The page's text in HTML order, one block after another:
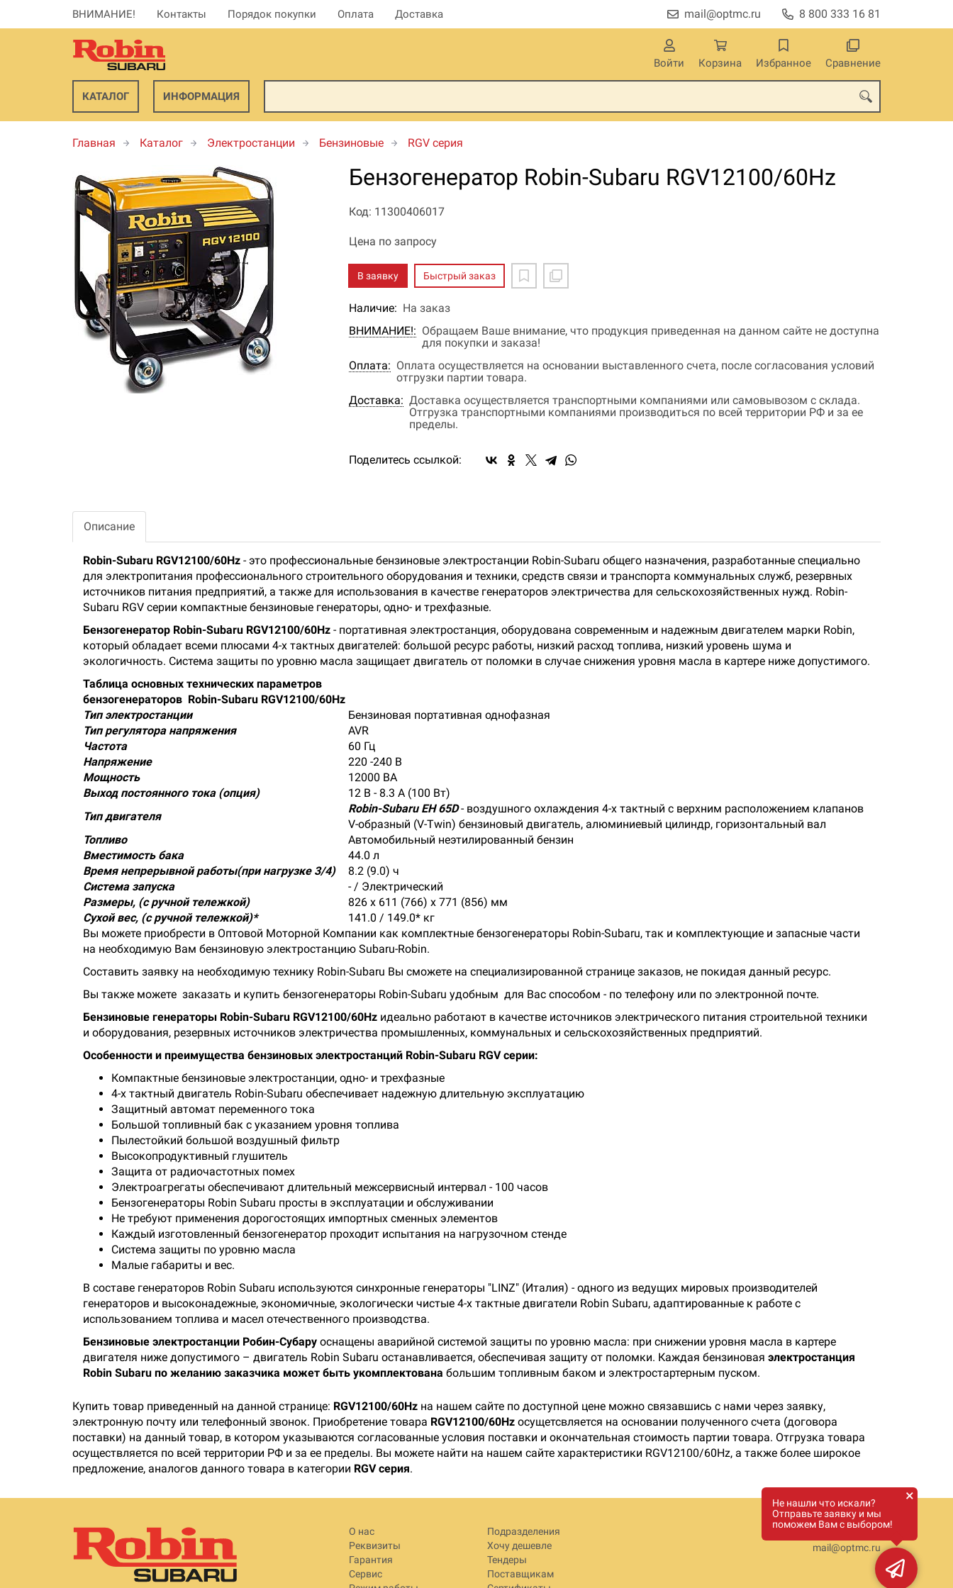
ВНИМАНИЕ! Контакты Порядок покупки Оплата Доставка 8 800 333 16 81
mail@optmc.ru
Войти Корзина Избранное Сравнение
КАТАЛОГ ИНФОРМАЦИЯ
Главная Каталог Электростанции Бензиновые RGV серия
Бензогенератор Robin-Subaru RGV12100/60Hz
Код: 11300406017
Цена по запросу
В заявку Быстрый заказ
Наличие: На заказ
ВНИМАНИЕ!: Обращаем Ваше внимание, что продукция приведенная на данном сайте не доступна
для покупки и заказа!
Оплата: Оплата осуществляется на основании выставленного счета, после согласования условий
отгрузки партии товара.
Доставка: Доставка осуществляется транспортными компаниями или самовывозом с склада.
Отгрузка транспортными компаниями производиться по всей территории РФ и за ее
пределы.
Поделитесь ссылкой:
Описание
Robin-Subaru RGV12100/60Hz - это профессиональные бензиновые электростанции Robin-Subaru общего назначения, разработанные специально
для электропитания профессионального строительного оборудования и техники, средств связи и транспорта коммунальных служб, резервных
источников питания предприятий, а также для использования в качестве генераторов электричества для сельскохозяйственных нужд. Robin-
Subaru RGV серии компактные бензиновые генераторы, одно- и трехфазные.
Бензогенератор Robin-Subaru RGV12100/60Hz - портативная электростанция, оборудована современным и надежным двигателем марки Robin,
который обладает всеми плюсами 4-х тактных двигателей: большой ресурс работы, низкий расход топлива, низкий уровень шума и
экологичность. Система защиты по уровню масла защищает двигатель от поломки в случае снижения уровня масла в картере ниже допустимого.
Таблица основных технических параметров
бензогенераторов Robin-Subaru RGV12100/60Hz
Тип электростанции
Бензиновая портативная однофазная
Тип регулятора напряжения
AVR
Частота
60 Гц
Напряжение
220 -240 В
Мощность
12000 ВА
Выход постоянного тока (опция)
12 В - 8.3 A (100 Вт)
Тип двигателя
Robin-Subaru EH 65D- воздушного охлаждения 4-х тактный с верхним расположением клапанов
V-образный (V-Twin) бензиновый двигатель, алюминиевый цилиндр, горизонтальный вал
Топливо
Автомобильный неэтилированный бензин
Вместимость бака
44.0 л
Время непрерывной работы(при нагрузке 3/4)
8.2 (9.0) ч
Система запуска
- / Электрический
Размеры, (с ручной тележкой)
826 х 611 (766) х 771 (856) мм
Сухой вес, (с ручной тележкой)*
141.0 / 149.0* кг
Вы можете приобрести в Оптовой Моторной Компании как комплектные бензогенераторы Robin-Subaru, так и комплектующие и запасные части
на необходимую Вам бензиновую электростанцию Subaru-Robin.
Составить заявку на необходимую технику Robin-Subaru Вы сможете на специализированной странице заказов, не покидая данный ресурс.
Вы также можете заказать и купить бензогенераторы Robin-Subaru удобным для Вас способом - по телефону или по электронной почте.
Бензиновые генераторы Robin-Subaru RGV12100/60Hz идеально работают в качестве источников электрического питания строительной техники
и оборудования, резервных источников электричества промышленных, коммунальных и сельскохозяйственных предприятий.
Особенности и преимущества бензиновых электростанций Robin-Subaru RGV серии:
Компактные бензиновые электростанции, одно- и трехфазные
4-х тактный двигатель Robin-Subaru обеспечивает надежную длительную эксплуатацию
Защитный автомат переменного тока
Большой топливный бак с указанием уровня топлива
Пылестойкий большой воздушный фильтр
Высокопродуктивный глушитель
Защита от радиочастотных помех
Электроагрегаты обеспечивают длительный межсервисный интервал - 100 часов
Бензогенераторы Robin Subaru просты в эксплуатации и обслуживании
Не требуют применения дорогостоящих импортных сменных элементов
Каждый изготовленный бензогенератор проходит испытания на нагрузочном стенде
Система защиты по уровню масла
Малые габариты и вес.
В составе генераторов Robin Subaru используются синхронные генераторы "LINZ" (Италия) - одного из ведущих мировых производителей
генераторов и высоконадежные, экономичные, экологически чистые 4-х тактные двигатели Robin Subaru, адаптированные к работе с
использованием топлива и масел отечественного производства.
Бензиновые электростанции Робин-Субару оснащены аварийной системой защиты по уровню масла: при снижении уровня масла в картере
двигателя ниже допустимого – двигатель Robin Subaru останавливается, обеспечивая защиту от поломки. Каждая бензиновая электростанция
Robin Subaru по желанию заказчика может быть укомплектована большим топливным баком и электростартерным пуском.
Купить товар приведенный на данной странице: RGV12100/60Hz на нашем сайте по доступной цене можно связавшись с нами через заявку,
электронную почту или телефонный звонок. Приобретение товара RGV12100/60Hz осущетсвляется на основании полученного счета (договора
поставки) на данный товар, в котором указываются согласованные условия поставки и окончательная стоимость партии товара. Отгрузка товара
осуществляется по всей территории РФ и за ее пределы. Вы можете найти на нашем сайте характеристики RGV12100/60Hz, а также более широкое
предложение, аналогов данного товара в категории RGV серия.
О нас
Реквизиты
Гарантия
Сервис
Подразделения
Хочу дешевле
Тендеры
Поставщикам
8 800 333 16 81
mail@optmc.ru
Не нашли что искали?
Отправьте заявку и мы
поможем Вам с выбором!
×